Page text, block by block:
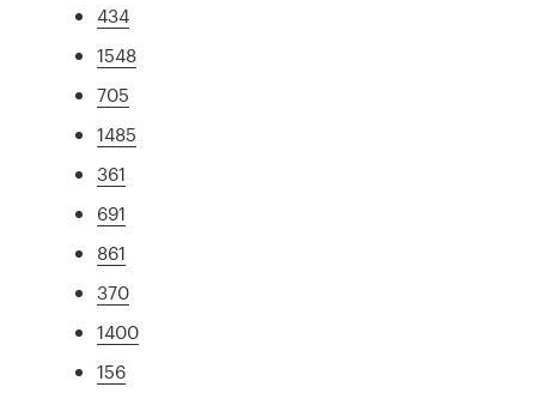
434
1548
705
1485
361
691
861
370
1400
156